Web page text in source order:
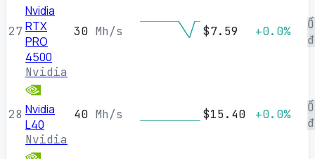
27
Nvidia
RTX
PRO
4500
Nvidia
30 Mh/s $7.59 +0.0%
28 Nvidia
L40
Nvidia
40 Mh/s $15.40 +0.0%